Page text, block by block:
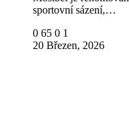
sportovní sázení,…
0 65 0 1
20 Březen, 2026